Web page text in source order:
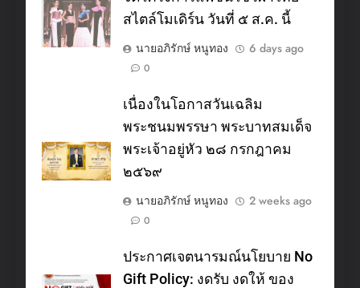
สไตล์โมเดิร์น วันที่ ๕ ส.ค. นี้
นายอภิรักษ์ หนูทอง
6 days ago
0
เนื่องในโอกาสวันเฉลิม
พระชนมพรรษา พระบาทสมเด็จ
พระเจ้าอยู่หัว ๒๘ กรกฎาคม
๒๕๖๙
นายอภิรักษ์ หนูทอง
2 weeks ago
0
ประกาศเจตนารมณ์นโยบาย No
Gift Policy: งดรับ งดให้ ของ